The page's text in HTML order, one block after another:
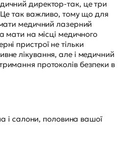
директор-так, це три
так важливо, тому що для
медичний лазерний
мати на місці медичного
пристрої не тільки
лікування, але і медичний
протоколів безпеки в
і салони, половина вашої